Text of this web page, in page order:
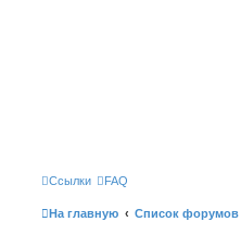
Ссылки FAQ
На главную Список форумов